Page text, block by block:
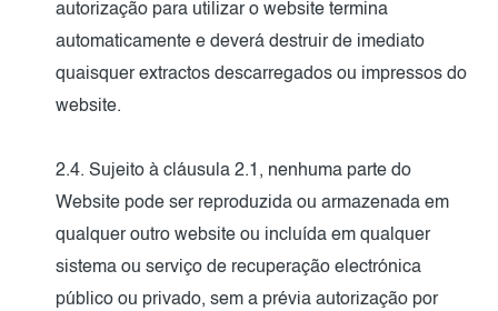
autorização para utilizar o website termina
automaticamente e deverá destruir de imediato
quaisquer extractos descarregados ou impressos do
website.
2.4. Sujeito à cláusula 2.1, nenhuma parte do
Website pode ser reproduzida ou armazenada em
qualquer outro website ou incluída em qualquer
sistema ou serviço de recuperação electrónica
público ou privado, sem a prévia autorização por